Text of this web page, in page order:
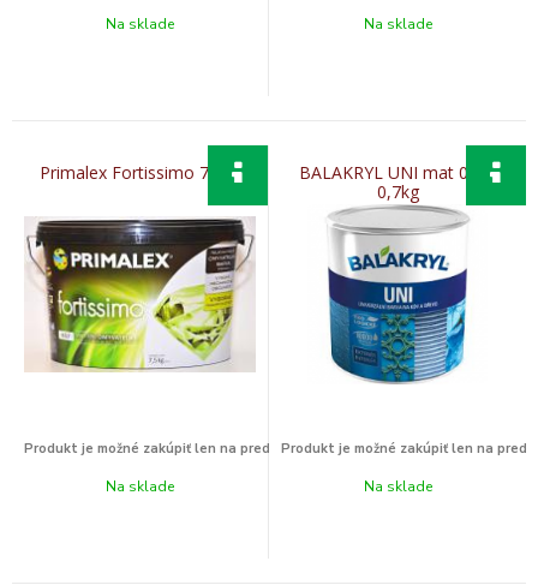
Na sklade Na sklade
Primalex Fortissimo 7,5kg
Na sklade
BALAKRYL UNI mat 0215
0,7kg
Na sklade